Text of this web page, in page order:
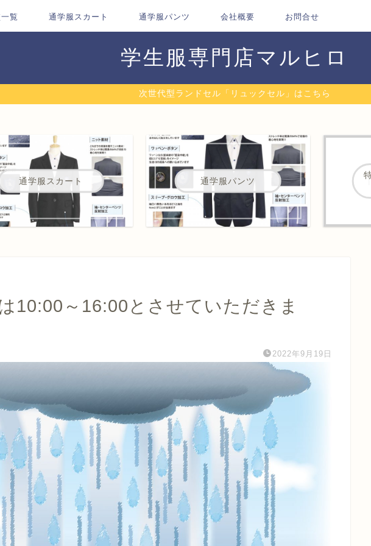
覧 通学服スカート 通学服パンツ 会社概要 お問合せ
学生服専門店マルヒロ
次世代型ランドセル「リュックセル」はこちら
通学服スカート 通学服パンツ
10:00～16:00とさせていただきま
2022年9月19日